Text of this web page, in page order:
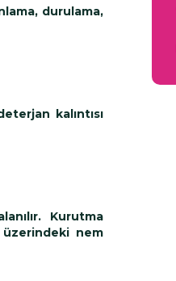
durulama,
kalıntısı
Kurutma
üzerindeki nem